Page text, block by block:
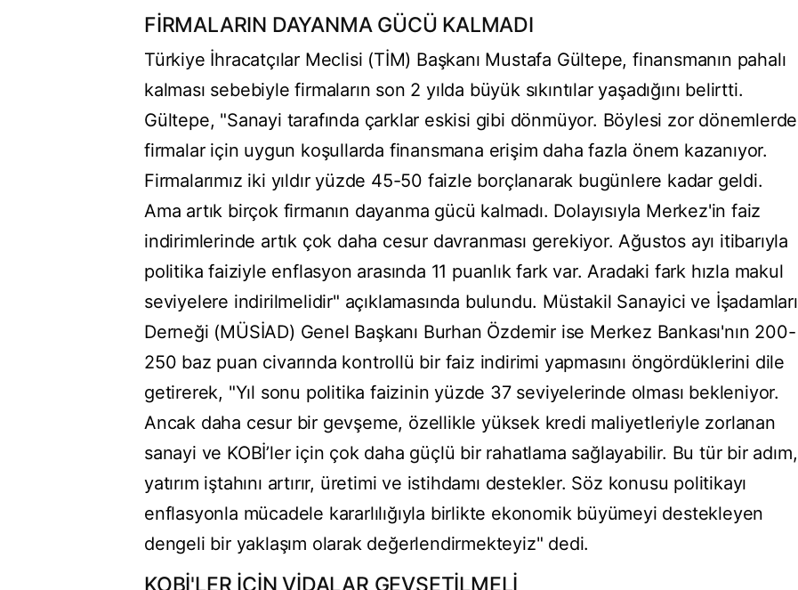
FİRMALARIN DAYANMA GÜCÜ KALMADI
Türkiye İhracatçılar Meclisi (TİM) Başkanı Mustafa Gültepe, finansmanın pahalı
kalması sebebiyle firmaların son 2 yılda büyük sıkıntılar yaşadığını belirtti.
Gültepe, "Sanayi tarafında çarklar eskisi gibi dönmüyor. Böylesi zor dönemlerde
firmalar için uygun koşullarda finansmana erişim daha fazla önem kazanıyor.
Firmalarımız iki yıldır yüzde 45-50 faizle borçlanarak bugünlere kadar geldi.
Ama artık birçok firmanın dayanma gücü kalmadı. Dolayısıyla Merkez'in faiz
indirimlerinde artık çok daha cesur davranması gerekiyor. Ağustos ayı itibarıyla
politika faiziyle enflasyon arasında 11 puanlık fark var. Aradaki fark hızla makul
seviyelere indirilmelidir" açıklamasında bulundu. Müstakil Sanayici ve İşadamları
Derneği (MÜSİAD) Genel Başkanı Burhan Özdemir ise Merkez Bankası'nın 200-
250 baz puan civarında kontrollü bir faiz indirimi yapmasını öngördüklerini dile
getirerek, "Yıl sonu politika faizinin yüzde 37 seviyelerinde olması bekleniyor.
Ancak daha cesur bir gevşeme, özellikle yüksek kredi maliyetleriyle zorlanan
sanayi ve KOBİ’ler için çok daha güçlü bir rahatlama sağlayabilir. Bu tür bir adım,
yatırım iştahını artırır, üretimi ve istihdamı destekler. Söz konusu politikayı
enflasyonla mücadele kararlılığıyla birlikte ekonomik büyümeyi destekleyen
dengeli bir yaklaşım olarak değerlendirmekteyiz" dedi.
KOBİ'LER İÇİN VİDALAR GEVŞETİLMELİ